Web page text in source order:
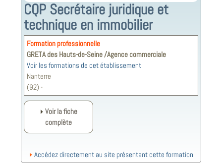
CQP Secrétaire juridique et
technique en immobilier
Formation professionnelle
GRETA des Hauts-de-Seine /Agence commerciale
Voir les formations de cet établissement
Nanterre
(92) -
Voir la fiche
complète
Accédez directement au site présentant cette formation